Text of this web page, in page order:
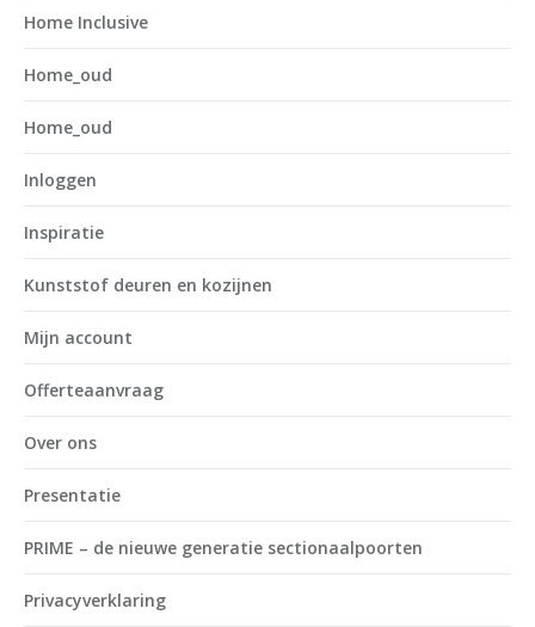
Home Inclusive
Home_oud
Home_oud
Inloggen
Inspiratie
Kunststof deuren en kozijnen
Mijn account
Offerteaanvraag
Over ons
Presentatie
PRIME – de nieuwe generatie sectionaalpoorten
Privacyverklaring